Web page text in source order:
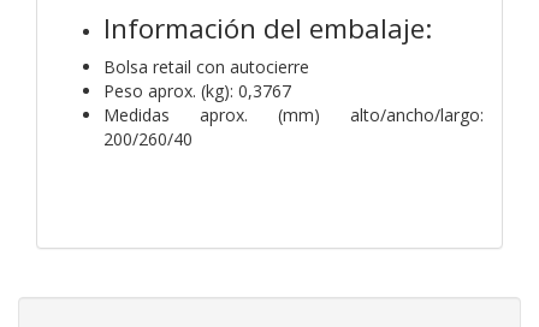
Información del embalaje:
Bolsa retail con autocierre
Peso aprox. (kg): 0,3767
Medidas aprox. (mm) alto/ancho/largo:
200/260/40